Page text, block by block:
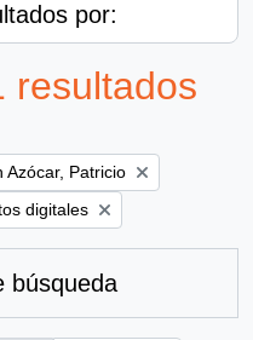
por:
resultados
filter:
Azócar, Patricio
digitales
búsqueda